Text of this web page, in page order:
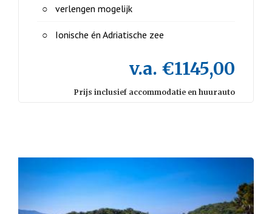
verlengen mogelijk
Ionische én Adriatische zee
v.a. €1145,00
Prijs inclusief accommodatie en huurauto